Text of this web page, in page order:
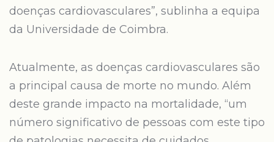
doenças cardiovasculares”, sublinha a equipa
da Universidade de Coimbra.
Atualmente, as doenças cardiovasculares são
a principal causa de morte no mundo. Além
deste grande impacto na mortalidade, “um
número significativo de pessoas com este tipo